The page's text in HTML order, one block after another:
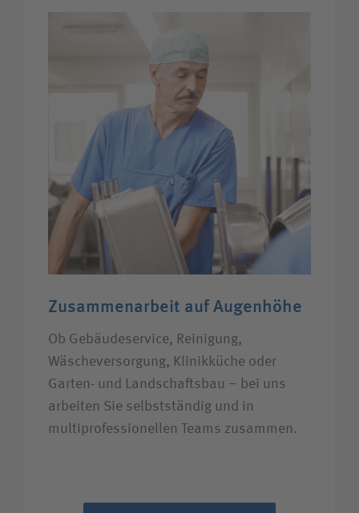
Zusammenarbeit auf Augenhöhe
Ob Gebäudeservice, Reinigung,
Wäscheversorgung, Klinikküche oder
Garten- und Landschaftsbau – bei uns
arbeiten Sie selbstständig und in
multiprofessionellen Teams zusammen.